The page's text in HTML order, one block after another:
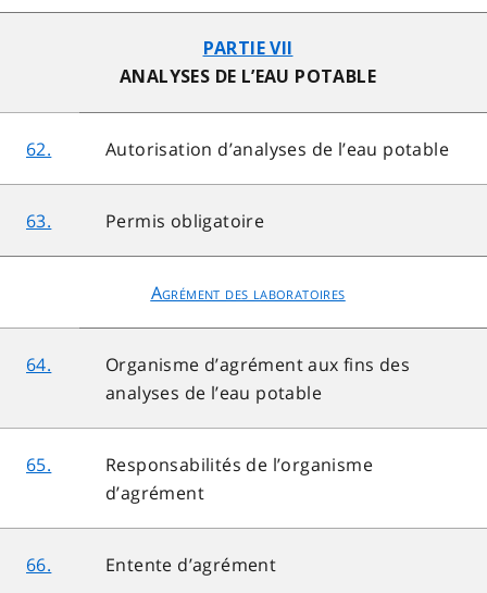
PARTIE VII
ANALYSES DE L’EAU POTABLE
62. Autorisation d’analyses de l’eau potable
63. Permis obligatoire
Agrément des laboratoires
64.
Organisme d’agrément aux fins des
analyses de l’eau potable
65.
Responsabilités de l’organisme
d’agrément
66. Entente d’agrément